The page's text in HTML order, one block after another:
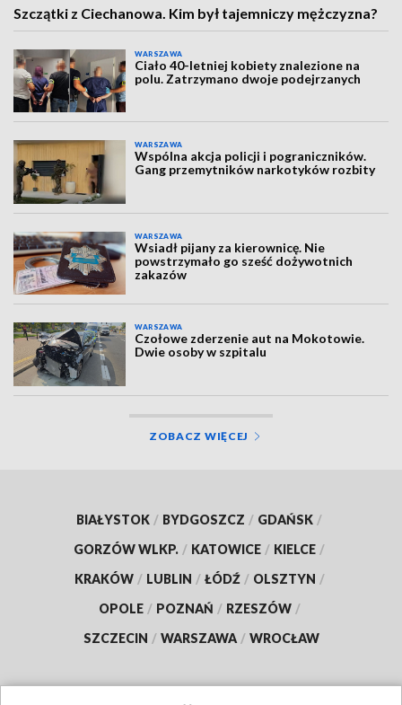
Szczątki z Ciechanowa. Kim był tajemniczy mężczyzna?
WARSZAWA
Ciało 40-letniej kobiety znalezione na
polu. Zatrzymano dwoje podejrzanych
WARSZAWA
Wspólna akcja policji i pograniczników.
Gang przemytników narkotyków rozbity
WARSZAWA
Wsiadł pijany za kierownicę. Nie
powstrzymało go sześć dożywotnich
zakazów
WARSZAWA
Czołowe zderzenie aut na Mokotowie.
Dwie osoby w szpitalu
ZOBACZ WIĘCEJ
BIAŁYSTOK / BYDGOSZCZ / GDAŃSK /
GORZÓW WLKP. / KATOWICE / KIELCE /
KRAKÓW / LUBLIN / ŁÓDŹ / OLSZTYN /
OPOLE / POZNAŃ / RZESZÓW /
SZCZECIN / WARSZAWA / WROCŁAW